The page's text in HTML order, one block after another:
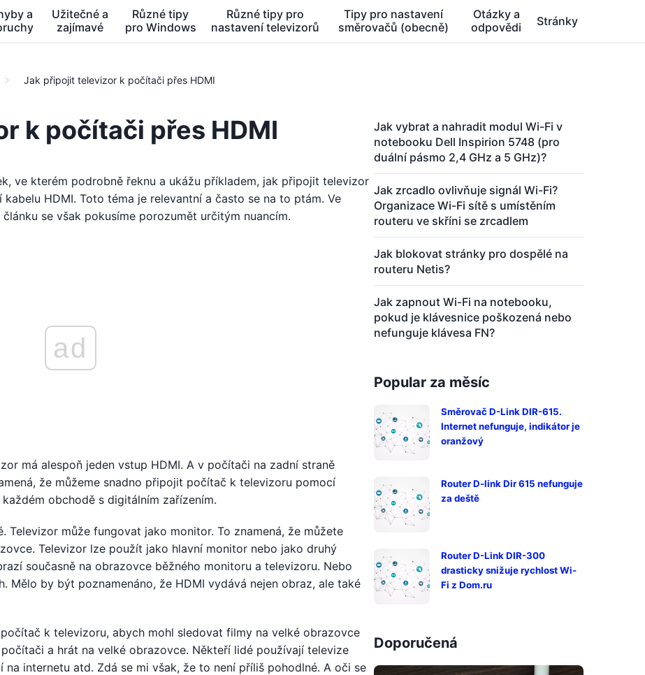
a
Užitečné a
zajímavé
Různé tipy
pro Windows
Různé tipy pro
nastavení televizorů
Tipy pro nastavení
směrovačů (obecně)
Otázky a
odpovědi
Stránky
Jak připojit televizor k počítači přes HDMI
k počítači přes HDMI
ve kterém podrobně řeknu a ukážu příkladem, jak připojit televizor
HDMI. Toto téma je relevantní a často se na to ptám. Ve
se však pokusíme porozumět určitým nuancím.
ad
má alespoň jeden vstup HDMI. A v počítači na zadní straně
že můžeme snadno připojit počítač k televizoru pomocí
obchodě s digitálním zařízením.
Televizor může fungovat jako monitor. To znamená, že můžete
Televizor lze použít jako hlavní monitor nebo jako druhý
současně na obrazovce běžného monitoru a televizoru. Nebo
Mělo by být poznamenáno, že HDMI vydává nejen obraz, ale také
k televizoru, abych mohl sledovat filmy na velké obrazovce
a hrát na velké obrazovce. Někteří lidé používají televize
internetu atd. Zdá se mi však, že to není příliš pohodlné. A oči se
Jak vybrat a nahradit modul Wi-Fi v
notebooku Dell Inspirion 5748 (pro
duální pásmo 2,4 GHz a 5 GHz)?
Jak zrcadlo ovlivňuje signál Wi-Fi?
Organizace Wi-Fi sítě s umístěním
routeru ve skříni se zrcadlem
Jak blokovat stránky pro dospělé na
routeru Netis?
Jak zapnout Wi-Fi na notebooku,
pokud je klávesnice poškozená nebo
nefunguje klávesa FN?
Popular za měsíc
Směrovač D-Link DIR-615.
Internet nefunguje, indikátor je
oranžový
Router D-link Dir 615 nefunguje
za deště
Router D-Link DIR-300
drasticky snižuje rychlost Wi-
Fi z Dom.ru
Doporučená